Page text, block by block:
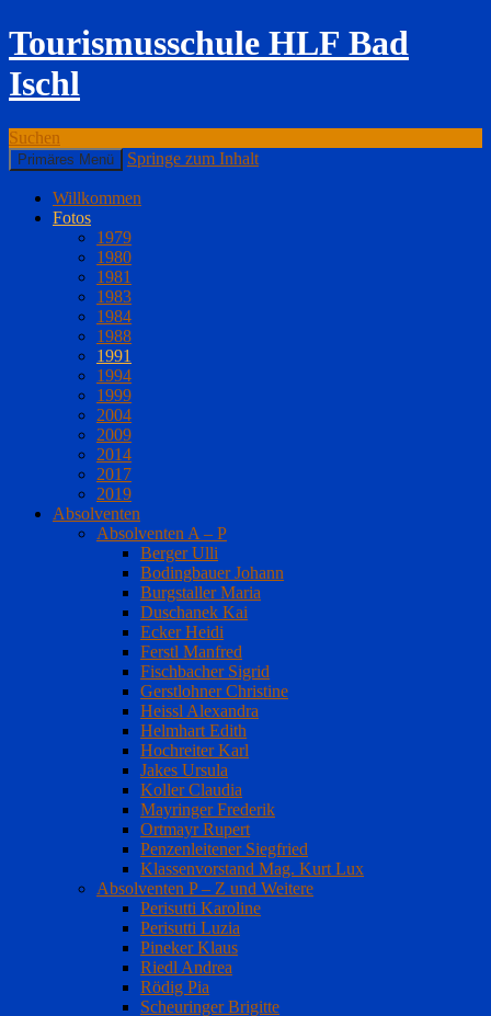
Tourismusschule HLF Bad
Ischl
Suchen
Primäres Menü Springe zum Inhalt
Willkommen
Fotos
1979
1980
1981
1983
1984
1988
1991
1994
1999
2004
2009
2014
2017
2019
Absolventen
Absolventen A – P
Berger Ulli
Bodingbauer Johann
Burgstaller Maria
Duschanek Kai
Ecker Heidi
Ferstl Manfred
Fischbacher Sigrid
Gerstlohner Christine
Heissl Alexandra
Helmhart Edith
Hochreiter Karl
Jakes Ursula
Koller Claudia
Mayringer Frederik
Ortmayr Rupert
Penzenleitener Siegfried
Klassenvorstand Mag. Kurt Lux
Absolventen P – Z und Weitere
Perisutti Karoline
Perisutti Luzia
Pineker Klaus
Riedl Andrea
Rödig Pia
Scheuringer Brigitte